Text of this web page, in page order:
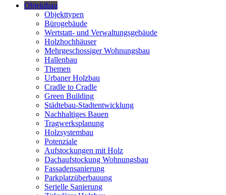
Objektbau
Objekttypen
Bürogebäude
Wertstatt- und Verwaltungsgebäude
Holzhochhäuser
Mehrgeschossiger Wohnungsbau
Hallenbau
Themen
Urbaner Holzbau
Cradle to Cradle
Green Building
Städtebau-Stadtentwicklung
Nachhaltiges Bauen
Tragwerksplanung
Holzsystembau
Potenziale
Aufstockungen mit Holz
Dachaufstockung Wohnungsbau
Fassadensanierung
Parkplatzüberbauung
Serielle Sanierung